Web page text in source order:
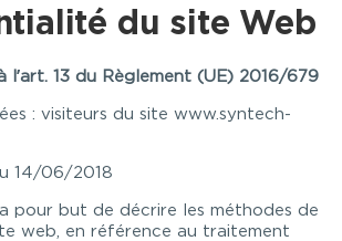
du site Web
l’art. 13 du Règlement (UE) 2016/679
: visiteurs du site www.syntech-
14/06/2018
pour but de décrire les méthodes de
web, en référence au traitement